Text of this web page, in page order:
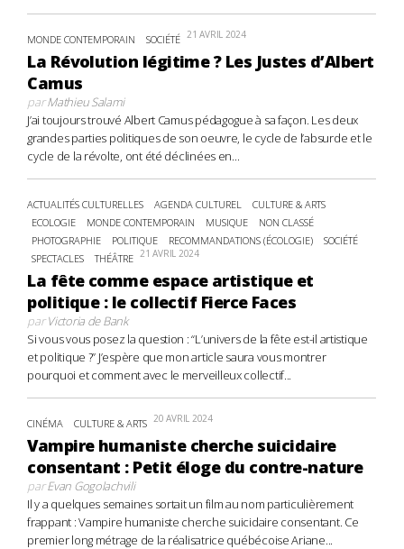
MONDE CONTEMPORAIN SOCIÉTÉ 21 AVRIL 2024
La Révolution légitime ? Les Justes d’Albert
Camus
parMathieu Salami
J’ai toujours trouvé Albert Camus pédagogue à sa façon. Les deux
grandes parties politiques de son oeuvre, le cycle de l’absurde et le
cycle de la révolte, ont été déclinées en...
ACTUALITÉS CULTURELLES AGENDA CULTUREL
CULTURE & ARTS
ECOLOGIE
MONDE CONTEMPORAIN MUSIQUE
NON CLASSÉ
PHOTOGRAPHIE
POLITIQUE RECOMMANDATIONS (ÉCOLOGIE)
SOCIÉTÉ
SPECTACLES
THÉÂTRE 21 AVRIL 2024
La fête comme espace artistique et
politique : le collectif Fierce Faces
parVictoria de Bank
Si vous vous posez la question : “L’univers de la fête est-il artistique
et politique ?” J’espère que mon article saura vous montrer
pourquoi et comment avec le merveilleux collectif...
CINÉMA CULTURE & ARTS 20 AVRIL 2024
Vampire humaniste cherche suicidaire
consentant : Petit éloge du contre-nature
parEvan Gogolachvili
Il y a quelques semaines sortait un film au nom particulièrement
frappant : Vampire humaniste cherche suicidaire consentant. Ce
premier long métrage de la réalisatrice québécoise Ariane...